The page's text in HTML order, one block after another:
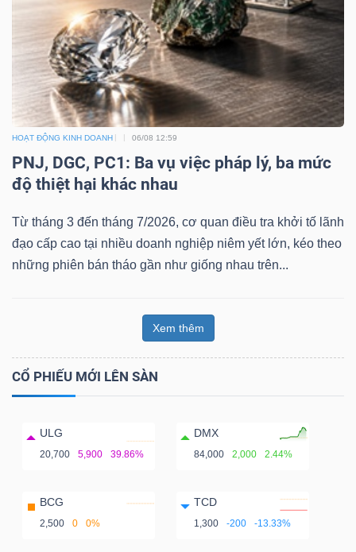
HOẠT ĐỘNG KINH DOANH 06/08 12:59
PNJ, DGC, PC1: Ba vụ việc pháp lý, ba mức
độ thiệt hại khác nhau
Từ tháng 3 đến tháng 7/2026, cơ quan điều tra khởi tố lãnh
đạo cấp cao tại nhiều doanh nghiệp niêm yết lớn, kéo theo
những phiên bán tháo gần như giống nhau trên...
Xem thêm
CỔ PHIẾU MỚI LÊN SÀN
ULG
20,700 5,900 39.86%
DMX
84,000 2,000 2.44%
BCG
2,500 0 0%
TCD
1,300 -200 -13.33%